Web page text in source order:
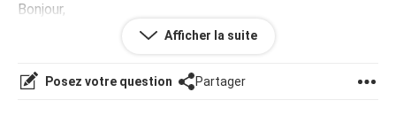
Bonjour,
est ce probable que suis je enceinte aprés mes 2 mois de
Afficher la suite
Posez votre question Partager